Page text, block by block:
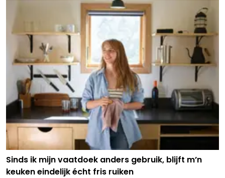
Sinds ik mijn vaatdoek anders gebruik, blijft m’n
keuken eindelijk écht fris ruiken